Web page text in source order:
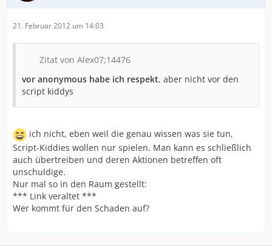
21. Februar 2012 um 14:03
Zitat von Alex07;14476
vor anonymous habe ich respekt, aber nicht vor den
script kiddys
ich nicht, eben weil die genau wissen was sie tun,
Script-Kiddies wollen nur spielen. Man kann es schließlich
auch übertreiben und deren Aktionen betreffen oft
unschuldige.
Nur mal so in den Raum gestellt:
*** Link veraltet ***
Wer kommt für den Schaden auf?